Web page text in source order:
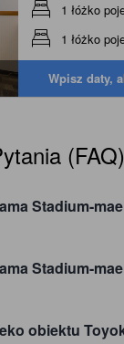
1 łóżko
1 łóżko
Wpisz daty,
(FAQ)
Stadium-
Stadium-
obiektu